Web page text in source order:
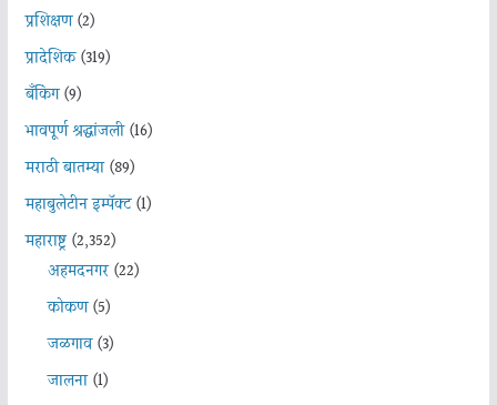
प्रशिक्षण(2)
प्रादेशिक(319)
बँकिंग(9)
भावपूर्ण श्रद्धांजली(16)
मराठी बातम्या(89)
महाबुलेटीन इम्पॅक्ट(1)
महाराष्ट्र(2,352)
अहमदनगर(22)
कोकण(5)
जळगाव(3)
जालना(1)